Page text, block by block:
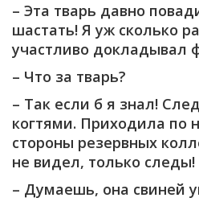
– Эта тварь давно
шастать! Я уж сколько
участливо докладывал
– Что за тварь?
– Так если б я знал!
когтями. Приходила по
стороны резервных
не видел, только следы!
– Думаешь, она свиней